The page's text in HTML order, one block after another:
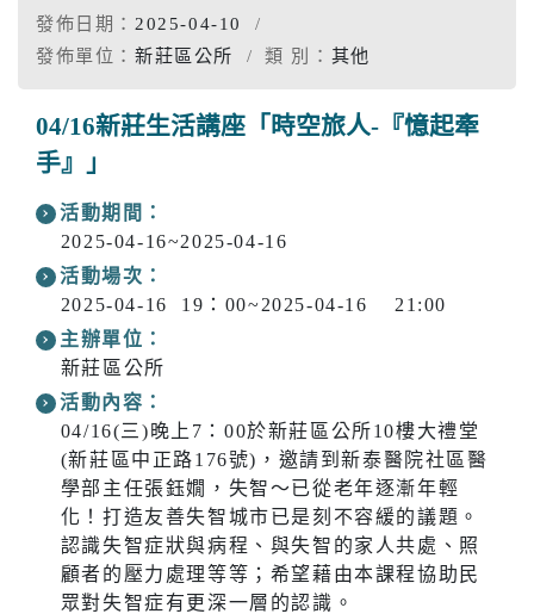
發佈日期： 2025-04-10
發佈單位： 新莊區公所 類 別： 其他
04/16新莊生活講座「時空旅人-『憶起牽
手』」
活動期間：
2025-04-16~2025-04-16
活動場次：
2025-04-16 19：00~2025-04-16 21:00
主辦單位：
新莊區公所
活動內容：
04/16(三)晚上7：00於新莊區公所10樓大禮堂
(新莊區中正路176號)，邀請到新泰醫院社區醫
學部主任張鈺嫺，失智～已從老年逐漸年輕
化！打造友善失智城市已是刻不容緩的議題。
認識失智症狀與病程、與失智的家人共處、照
顧者的壓力處理等等；希望藉由本課程協助民
眾對失智症有更深一層的認識。